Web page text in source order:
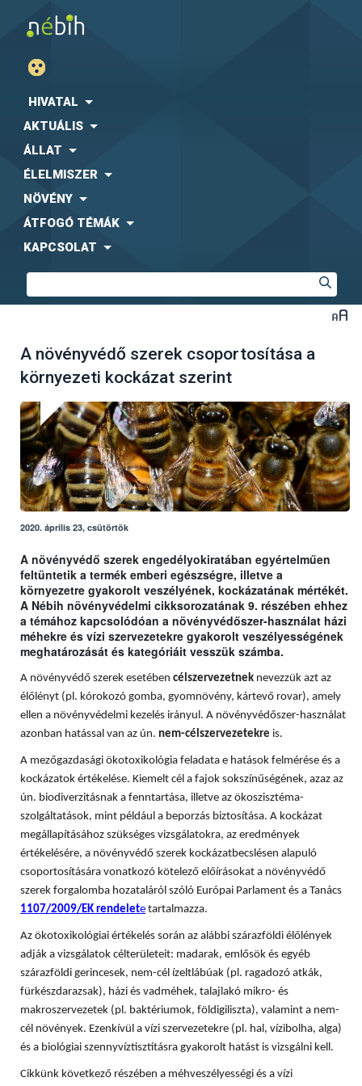
HIVATAL
AKTUÁLIS
ÁLLAT
ÉLELMISZER
NÖVÉNY
ÁTFOGÓ TÉMÁK
KAPCSOLAT
A növényvédő szerek csoportosítása a
környezeti kockázat szerint
2020. április 23, csütörtök
A növényvédő szerek engedélyokiratában egyértelműen
feltüntetik a termék emberi egészségre, illetve a
környezetre gyakorolt veszélyének, kockázatának mértékét.
A Nébih növényvédelmi cikksorozatának 9. részében ehhez
a témához kapcsolódóan a növényvédőszer-használat házi
méhekre és vízi szervezetekre gyakorolt veszélyességének
meghatározását és kategóriáit vesszük számba.
A növényvédő szerek esetében célszervezetnek nevezzük azt az
élőlényt (pl. kórokozó gomba, gyomnövény, kártevő rovar), amely
ellen a növényvédelmi kezelés irányul. A növényvédőszer-használat
azonban hatással van az ún. nem-célszervezetekre is.
A mezőgazdasági ökotoxikológia feladata e hatások felmérése és a
kockázatok értékelése. Kiemelt cél a fajok sokszínűségének, azaz az
ún. biodiverzitásnak a fenntartása, illetve az ökoszisztéma-
szolgáltatások, mint például a beporzás biztosítása. A kockázat
megállapításához szükséges vizsgálatokra, az eredmények
értékelésére, a növényvédő szerek kockázatbecslésen alapuló
csoportosítására vonatkozó kötelező előírásokat a növényvédő
szerek forgalomba hozataláról szóló Európai Parlament és a Tanács
1107/2009/EK rendelete tartalmazza.
Az ökotoxikológiai értékelés során az alábbi szárazföldi élőlények
adják a vizsgálatok célterületeit: madarak, emlősök és egyéb
szárazföldi gerincesek, nem-cél ízeltlábúak (pl. ragadozó atkák,
fürkészdarazsak), házi és vadméhek, talajlakó mikro- és
makroszervezetek (pl. baktériumok, földigiliszta), valamint a nem-
cél növények. Ezenkívül a vízi szervezetekre (pl. hal, vízibolha, alga)
és a biológiai szennyvíztisztításra gyakorolt hatást is vizsgálni kell.
Cikkünk következő részében a méhveszélyességi és a vízi